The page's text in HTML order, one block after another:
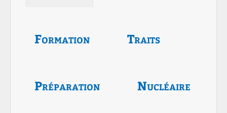
Formation Traits
Préparation Nucléaire